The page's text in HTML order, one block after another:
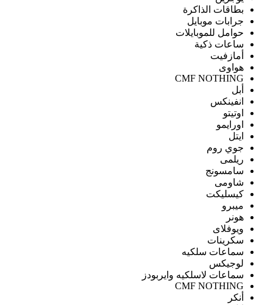
بطاقات الذاكرة
جرابات موبايل
حوامل للموبايلات
ساعات ذكية
أمازفيت
هواوى
CMF NOTHING
أبل
انفينكس
اوتيتو
اورايمو
ايتل
جوي روم
ريلمى
سامسونج
شاومى
كيسليكت
ميبرو
هونر
ويوفلاى
سكرينات
سماعات سلكيه
لوجيكس
سماعات لاسلكيه وايربودز
CMF NOTHING
أنكر